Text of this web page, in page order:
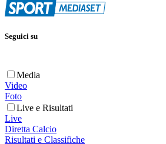
Seguici su
Media
Video
Foto
Live e Risultati
Live
Diretta Calcio
Risultati e Classifiche